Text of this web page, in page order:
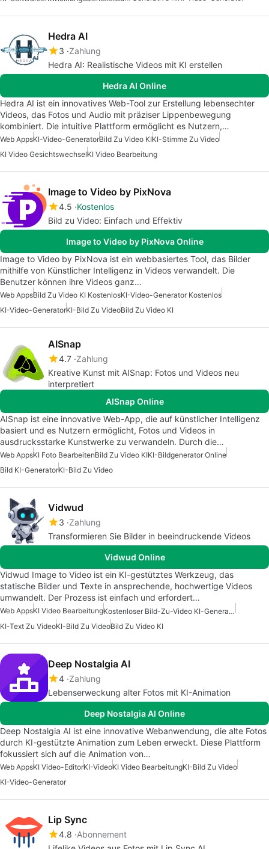
Hedra AI
3 Zahlung
Hedra AI: Realistische Videos mit KI erstellen
Hedra AI Online
Hedra AI ist ein innovatives Web-Tool zur Erstellung lebensechter
Videos, das Fotos und Audio mit präziser Lippenbewegung
kombiniert. Die intuitive Plattform ermöglicht es Nutzern,…
Web AppsKI-Video-GeneratorBild Zu Video KIKI-Stimme Zu Video
KI Video GesichtswechselKI Video Bearbeitung
Image to Video by PixNova
4.5 Kostenlos
Bild zu Video: Einfach und Effektiv
Image to Video by PixNova Online
Image to Video by PixNova ist ein webbasiertes Tool, das Bilder
mithilfe von Künstlicher Intelligenz in Videos verwandelt. Die
Benutzer können ihre Videos ganz…
Web AppsBild Zu Video KI KostenlosKI-Video-Generator Kostenlos
KI-Video-GeneratorKI-Bild Zu VideoBild Zu Video KI
AISnap
4.7 Zahlung
Kreative Kunst mit AISnap: Fotos und Videos neu
interpretiert
AISnap Online
AISnap ist eine innovative Web-App, die auf künstlicher Intelligenz
basiert und es Nutzern ermöglicht, Fotos und Videos in
ausdrucksstarke Kunstwerke zu verwandeln. Durch die…
Web AppsKI Foto BearbeitenBild Zu Video KIKI-Bildgenerator Online
Bild KI-GeneratorKI-Bild Zu Video
Vidwud
3 Zahlung
Transformieren Sie Bilder in beeindruckende Videos
Vidwud Online
Vidwud Image to Video ist ein KI-gestütztes Werkzeug, das
statische Bilder und Texte in ansprechende, hochwertige Videos
umwandelt. Der Prozess ist einfach und erfordert…
Web AppsKI Video Bearbeitung
Kostenloser Bild-Zu-Video KI-Generator
KI-Text Zu VideoKI-Bild Zu VideoBild Zu Video KI
Deep Nostalgia AI
4 Zahlung
Lebenserweckung alter Fotos mit KI-Animation
Deep Nostalgia AI Online
Deep Nostalgia AI ist eine innovative Webanwendung, die alte Fotos
durch KI-gestützte Animation zum Leben erweckt. Diese Plattform
fokussiert sich auf die Animation von…
Web AppsKI Video-EditorKI-VideoKI Video BearbeitungKI-Bild Zu Video
KI-Video-Generator
Lip Sync
4.8 Abonnement